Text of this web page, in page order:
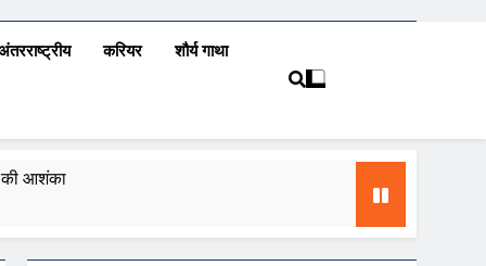
करियर शौर्य गाथा
की आशंका